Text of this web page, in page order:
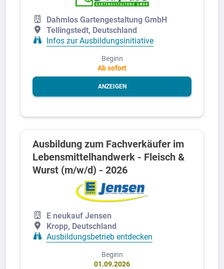
Dahmlos Gartengestaltung GmbH
Tellingstedt, Deutschland
Infos zur Ausbildungsinitiative
Beginn
Ab sofort
ANZEIGEN
Ausbildung zum Fachverkäufer im
Lebensmittelhandwerk - Fleisch &
Wurst (m/w/d) - 2026
E neukauf Jensen
Kropp, Deutschland
Ausbildungsbetrieb entdecken
Beginn
01.09.2026